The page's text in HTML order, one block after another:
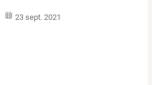
23 sept. 2021